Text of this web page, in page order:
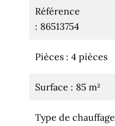
Référence
86513754
Pièces 4 pièces
Surface 85 m²
Type de chauffage